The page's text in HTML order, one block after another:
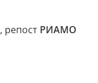
, репост РИАМО